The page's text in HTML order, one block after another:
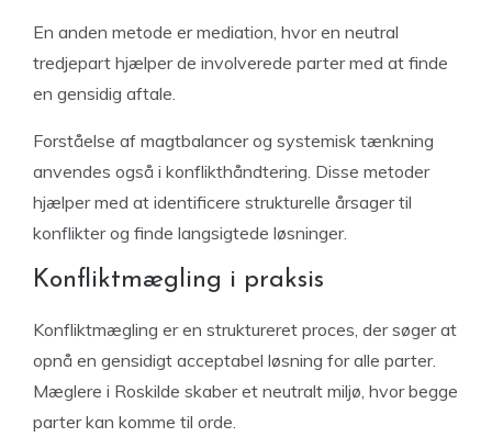
En anden metode er mediation, hvor en neutral
tredjepart hjælper de involverede parter med at finde
en gensidig aftale.
Forståelse af magtbalancer og systemisk tænkning
anvendes også i konflikthåndtering. Disse metoder
hjælper med at identificere strukturelle årsager til
konflikter og finde langsigtede løsninger.
Konfliktmægling i praksis
Konfliktmægling er en struktureret proces, der søger at
opnå en gensidigt acceptabel løsning for alle parter.
Mæglere i Roskilde skaber et neutralt miljø, hvor begge
parter kan komme til orde.